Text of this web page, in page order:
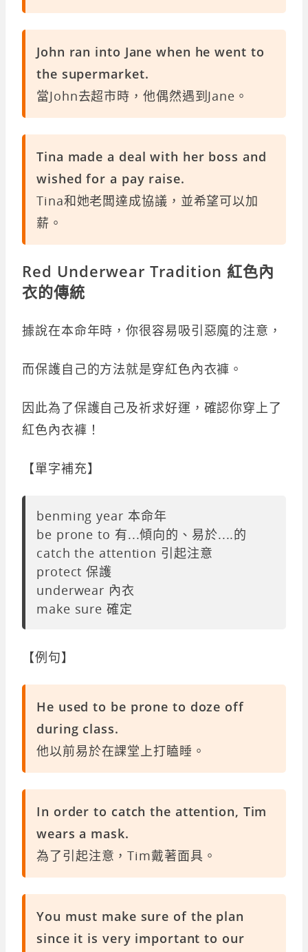
John ran into Jane when he went to
the supermarket.
當John去超市時，他偶然遇到Jane。
Tina made a deal with her boss and
wished for a pay raise.
Tina和她老闆達成協議，並希望可以加
薪。
Red Underwear Tradition 紅色內
衣的傳統
據說在本命年時，你很容易吸引惡魔的注意，
而保護自己的方法就是穿紅色內衣褲。
因此為了保護自己及祈求好運，確認你穿上了
紅色內衣褲！
【單字補充】
benming year 本命年
be prone to 有...傾向的、易於....的
catch the attention 引起注意
protect 保護
underwear 內衣
make sure 確定
【例句】
He used to be prone to doze off
during class.
他以前易於在課堂上打瞌睡。
In order to catch the attention, Tim
wears a mask.
為了引起注意，Tim戴著面具。
You must make sure of the plan
since it is very important to our